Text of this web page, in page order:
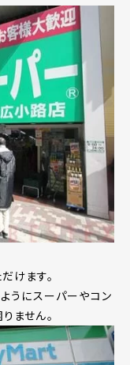
けます。
うにスーパーやコン
ません。